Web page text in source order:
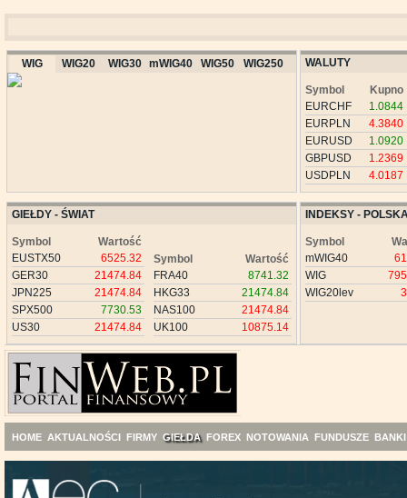
WIG WIG20 WIG30 mWIG40 WIG50 WIG250 WALUTY
Symbol
Kupno
EURCHF
1.0844
EURPLN
4.3840
EURUSD
1.0920
GBPUSD
1.2369
USDPLN
4.0187
GIEŁDY - ŚWIAT
Symbol
Wartość
EUSTX50
6525.32
GER30
21474.84
JPN225
21474.84
SPX500
7730.53
US30
21474.84
Symbol
Wartość
FRA40
8741.32
HKG33
21474.84
NAS100
21474.84
UK100
10875.14
INDEKSY -
Symbol
mWIG40
WIG
WIG20lev
HOME AKTUALNOŚCI FIRMY GIEŁDA FOREX NOTOWANIA FUNDUSZE BANKI